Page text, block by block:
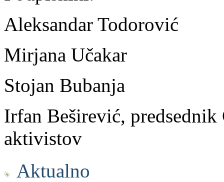
Aleksandar Todorović
Mirjana Učakar
Stojan Bubanja
Irfan Beširević,
aktivistov
Aktualno